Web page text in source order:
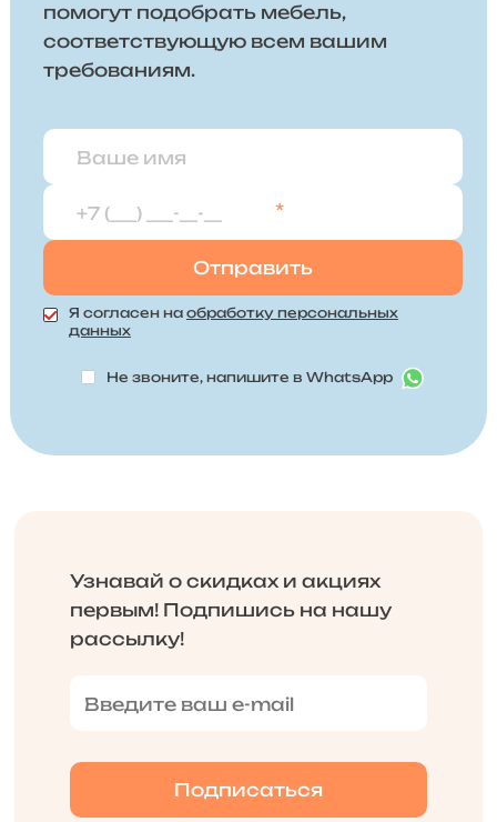
помогут подобрать мебель,
соответствующую всем вашим
требованиям.
*
Я согласен на обработку персональных
данных
Не звоните, напишите в WhatsApp
Узнавай о скидках и акциях
первым! Подпишись на нашу
рассылку!